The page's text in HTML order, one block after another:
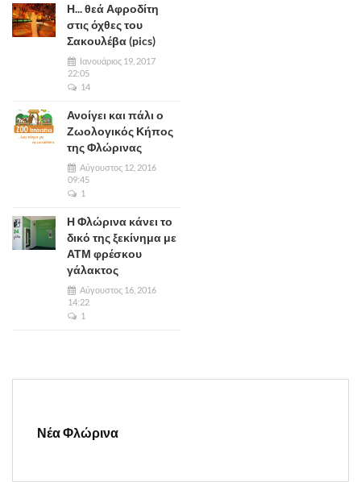
Η... θεά Αφροδίτη
στις όχθες του
Σακουλέβα (pics)
Ιανουάριος 19, 2017
22:05
14
Ανοίγει και πάλι ο
Ζωολογικός Κήπος
της Φλώρινας
Αύγουστος 12, 2016
09:45
1
Η Φλώρινα κάνει το
δικό της ξεκίνημα με
ΑΤΜ φρέσκου
γάλακτος
Αύγουστος 16, 2016
14:22
1
Νέα Φλώρινα